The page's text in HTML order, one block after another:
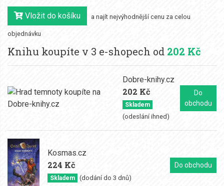
Vložit do košíku a najít nejvýhodnější cenu za celou
objednávku
Knihu koupíte v 3 e-shopech od 202 Kč
Dobre-knihy.cz
202 Kč
Skladem
(odeslání ihned)
Do
obchodu
Kosmas.cz
224 Kč
Skladem (dodání do 3 dnů)
Do obchodu